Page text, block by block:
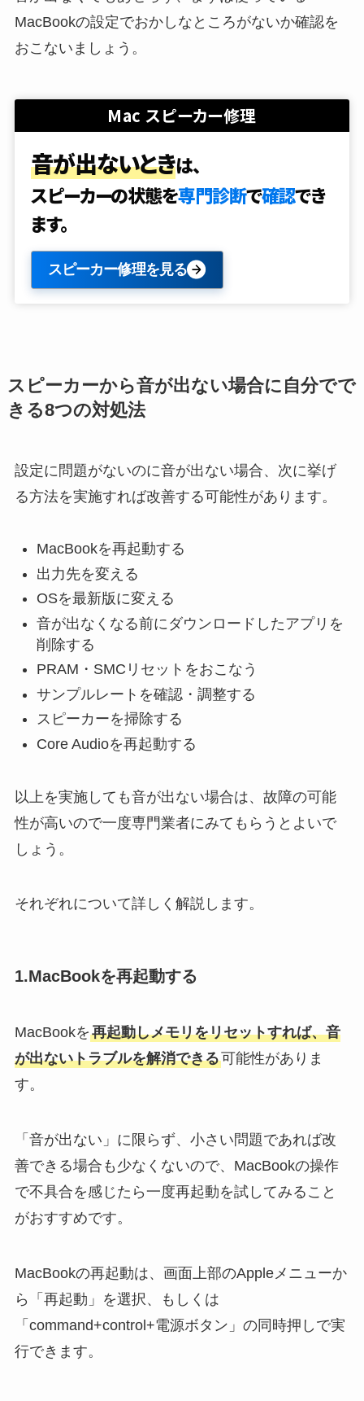
MacBookの設定でおかしなところがないか確認を
おこないましょう。
Mac スピーカー修理
音が出ないときは、
スピーカーの状態を専門診断で確認でき
ます。
スピーカー修理を見る
スピーカーから音が出ない場合に自分でで
きる8つの対処法
設定に問題がないのに音が出ない場合、次に挙げ
る方法を実施すれば改善する可能性があります。
MacBookを再起動する
出力先を変える
OSを最新版に変える
音が出なくなる前にダウンロードしたアプリを
削除する
PRAM・SMCリセットをおこなう
サンプルレートを確認・調整する
スピーカーを掃除する
Core Audioを再起動する
以上を実施しても音が出ない場合は、故障の可能
性が高いので一度専門業者にみてもらうとよいで
しょう。
それぞれについて詳しく解説します。
1.MacBookを再起動する
MacBookを再起動しメモリをリセットすれば、音
が出ないトラブルを解消できる可能性がありま
す。
「音が出ない」に限らず、小さい問題であれば改
善できる場合も少なくないので、MacBookの操作
で不具合を感じたら一度再起動を試してみること
がおすすめです。
MacBookの再起動は、画面上部のAppleメニューか
ら「再起動」を選択、もしくは
「command+control+電源ボタン」の同時押しで実
行できます。